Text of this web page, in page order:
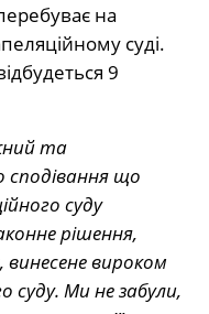
на
суді.
9
та
сподівання що
суду
рішення,
вироком
суду. Ми не забули,